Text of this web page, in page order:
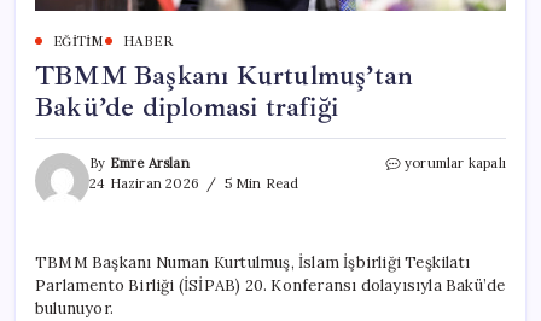
EĞITIM HABER
TBMM Başkanı Kurtulmuş’tan
Bakü’de diplomasi trafiği
By Emre Arslan
24 Haziran 2026
5 Min Read
TBMM
trafiği
için
yorumlar kapalı
TBMM Başkanı Numan Kurtulmuş, İslam İşbirliği Teşkilatı
Parlamento Birliği (İSİPAB) 20. Konferansı dolayısıyla Bakü’de
bulunuyor.